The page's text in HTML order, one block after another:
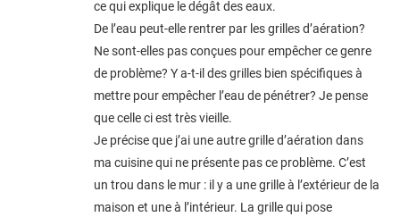
ce qui explique le dégât des eaux.
De l’eau peut-elle rentrer par les grilles d’aération?
Ne sont-elles pas conçues pour empêcher ce genre
de problème? Y a-t-il des grilles bien spécifiques à
mettre pour empêcher l’eau de pénétrer? Je pense
que celle ci est très vieille.
Je précise que j’ai une autre grille d’aération dans
ma cuisine qui ne présente pas ce problème. C’est
un trou dans le mur : il y a une grille à l’extérieur de la
maison et une à l’intérieur. La grille qui pose